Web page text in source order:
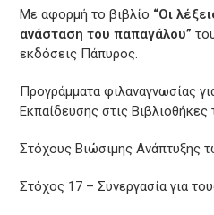
Με αφορμή το βιβλίο “Οι
ανάσταση του παπαγάλου”
εκδόσεις Πάπυρος.
Προγράμματα φιλαναγνωσίας
Εκπαίδευσης στις
Στόχους Βιώσιμης Ανάπτυξης
Στόχος 17 – Συνεργασία για